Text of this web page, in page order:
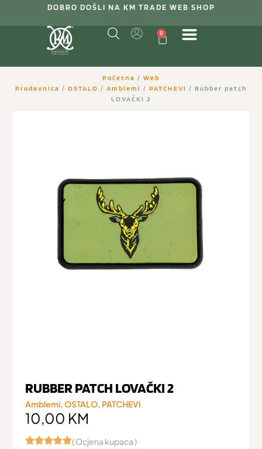
DOBRO DOŠLI NA KM TRADE WEB SHOP
0
Početna / Web
Prodavnica / OSTALO / Amblemi / PATCHEVI / Rubber patch
LOVAČKI 2
RUBBER PATCH LOVAČKI 2
Amblemi, OSTALO, PATCHEVI
10,00 KM
( Ocjena kupaca )